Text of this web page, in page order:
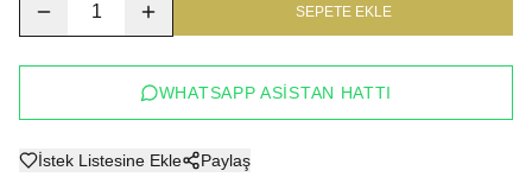
1 SEPETE EKLE
WHATSAPP ASISTAN HATTI
İstek Listesine Ekle Paylaş